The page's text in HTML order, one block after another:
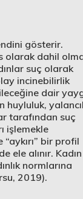
gösterir.
olarak dahil
suç olarak
incinebilirlik
dair
tarafından suç
işlemekle
bir profil
ele alınır. Kadın
normlarına
2019).